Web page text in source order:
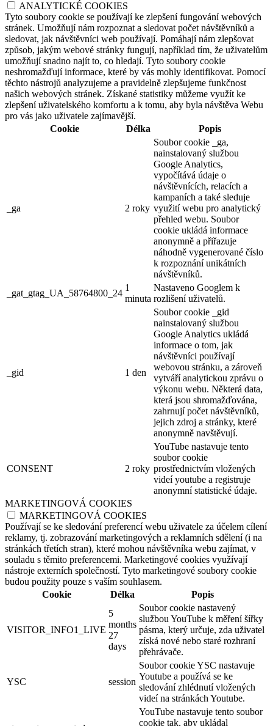
ANALYTICKÉ COOKIES
Tyto soubory cookie se používají ke zlepšení fungování webových
stránek. Umožňují nám rozpoznat a sledovat počet návštěvníků a
sledovat, jak návštěvníci web používají. Pomáhají nám zlepšovat
způsob, jakým webové stránky fungují, například tím, že uživatelům
umožňují snadno najít to, co hledají. Tyto soubory cookie
neshromažďují informace, které by vás mohly identifikovat. Pomocí
těchto nástrojů analyzujeme a pravidelně zlepšujeme funkčnost
našich webových stránek. Získané statistiky můžeme využít ke
zlepšení uživatelského komfortu a k tomu, aby byla návštěva Webu
pro vás jako uživatele zajímavější.
Cookie
Délka Popis
_ga 2 roky
Soubor cookie _ga,
nainstalovaný službou
Google Analytics,
vypočítává údaje o
návštěvnících, relacích a
kampaních a také sleduje
využití webu pro analytický
přehled webu. Soubor
cookie ukládá informace
anonymně a přiřazuje
náhodně vygenerované číslo
k rozpoznání unikátních
návštěvníků.
_gat_gtag_UA_58764800_24
1
minuta
Nastaveno Googlem k
rozlišení uživatelů.
_gid 1 den
Soubor cookie _gid
nainstalovaný službou
Google Analytics ukládá
informace o tom, jak
návštěvníci používají
webovou stránku, a zároveň
vytváří analytickou zprávu o
výkonu webu. Některá data,
která jsou shromažďována,
zahrnují počet návštěvníků,
jejich zdroj a stránky, které
anonymně navštěvují.
CONSENT 2 roky
YouTube nastavuje tento
soubor cookie
prostřednictvím vložených
videí youtube a registruje
anonymní statistické údaje.
MARKETINGOVÁ COOKIES
MARKETINGOVÁ COOKIES
Používají se ke sledování preferencí webu uživatele za účelem cílení
reklamy, tj. zobrazování marketingových a reklamních sdělení (i na
stránkách třetích stran), které mohou návštěvníka webu zajímat, v
souladu s těmito preferencemi. Marketingové cookies využívají
nástroje externích společností. Tyto marketingové soubory cookie
budou použity pouze s vaším souhlasem.
Cookie
Délka Popis
VISITOR_INFO1_LIVE
5
months
27
days
Soubor cookie nastavený
službou YouTube k měření šířky
pásma, který určuje, zda uživatel
získá nové nebo staré rozhraní
přehrávače.
YSC session
Soubor cookie YSC nastavuje
Youtube a používá se ke
sledování zhlédnutí vložených
videí na stránkách Youtube.
YouTube nastavuje tento soubor
cookie tak, aby ukládal